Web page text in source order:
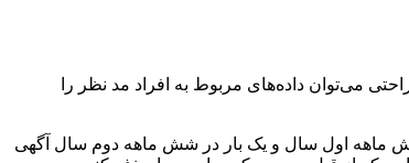
می‌توان داده‌های مربوط به افراد مد نظر را
شش ماهه اول سال و یک بار در شش ماهه دوم سال آگهی